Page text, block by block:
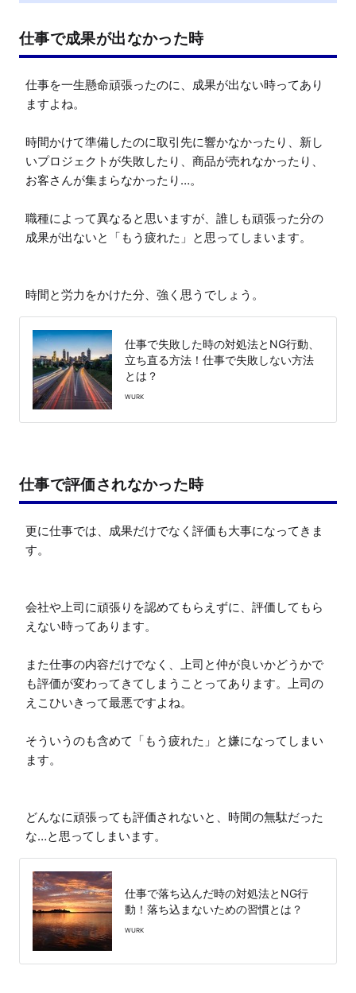
仕事で成果が出なかった時
仕事を一生懸命頑張ったのに、成果が出ない時ってあり
ますよね。
時間かけて準備したのに取引先に響かなかったり、新し
いプロジェクトが失敗したり、商品が売れなかったり、
お客さんが集まらなかったり…。
職種によって異なると思いますが、誰しも頑張った分の
成果が出ないと「もう疲れた」と思ってしまいます。
時間と労力をかけた分、強く思うでしょう。
仕事で失敗した時の対処法とNG行動、
立ち直る方法！仕事で失敗しない方法
とは？
WURK
仕事で評価されなかった時
更に仕事では、成果だけでなく評価も大事になってきま
す。
会社や上司に頑張りを認めてもらえずに、評価してもら
えない時ってあります。
また仕事の内容だけでなく、上司と仲が良いかどうかで
も評価が変わってきてしまうことってあります。上司の
えこひいきって最悪ですよね。
そういうのも含めて「もう疲れた」と嫌になってしまい
ます。
どんなに頑張っても評価されないと、時間の無駄だった
な…と思ってしまいます。
仕事で落ち込んだ時の対処法とNG行
動！落ち込まないための習慣とは？
WURK